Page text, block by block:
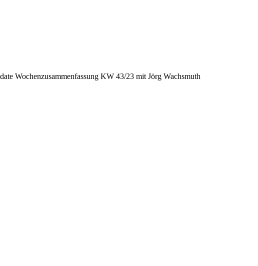
Wochenzusammenfassung KW 43/23 mit Jörg Wachsmuth